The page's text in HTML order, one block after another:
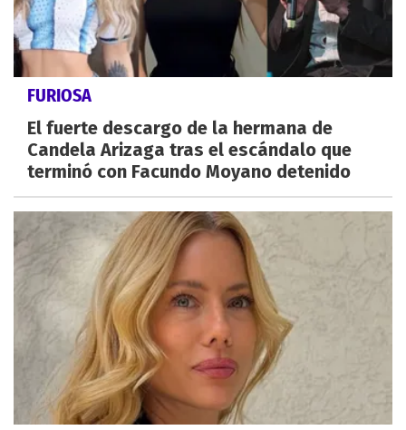
FURIOSA
El fuerte descargo de la hermana de
Candela Arizaga tras el escándalo que
terminó con Facundo Moyano detenido